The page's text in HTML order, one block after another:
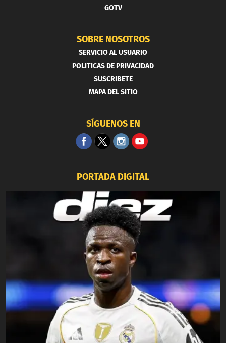
GOTV
SOBRE NOSOTROS
SERVICIO AL USUARIO
POLITICAS DE PRIVACIDAD
SUSCRIBETE
MAPA DEL SITIO
SÍGUENOS EN
PORTADA DIGITAL